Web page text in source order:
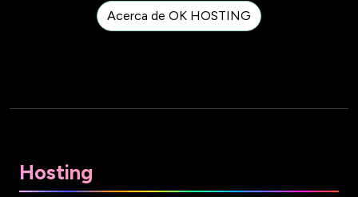
Acerca de OK HOSTING
Hosting